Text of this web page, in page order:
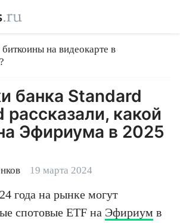
биткоины на видеокарте в
банка Standard
какой
Эфириума в 2025
19 марта 2024
года на рынке могут
спотовые ETF на Эфириум в